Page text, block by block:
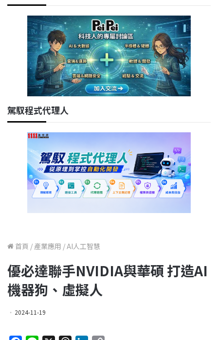
駕馭程式代理人